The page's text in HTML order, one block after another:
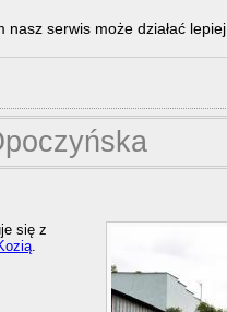
się z
.
serwis może działać lepiej.